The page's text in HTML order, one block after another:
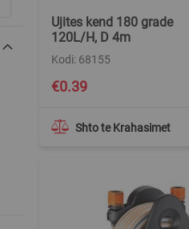
Ujites kend 180 grade
120L/H, D 4m
Kodi: 68155
Shto te Krahasimet
€0.39